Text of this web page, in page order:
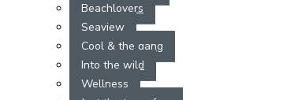
Beachlovers
Seaview
Cool & the gang
Into the wild
Wellness